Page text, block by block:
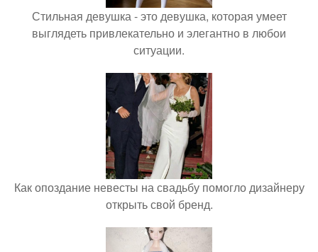
Стильная девушка - это девушка, которая умеет
выглядеть привлекательно и элегантно в любои
ситуации.
Как опоздание невесты на свадьбу помогло дизайнеру
открыть свой бренд.